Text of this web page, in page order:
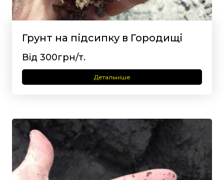
Грунт на підсипку в Городищі
Від 300грн/т.
Детальніше